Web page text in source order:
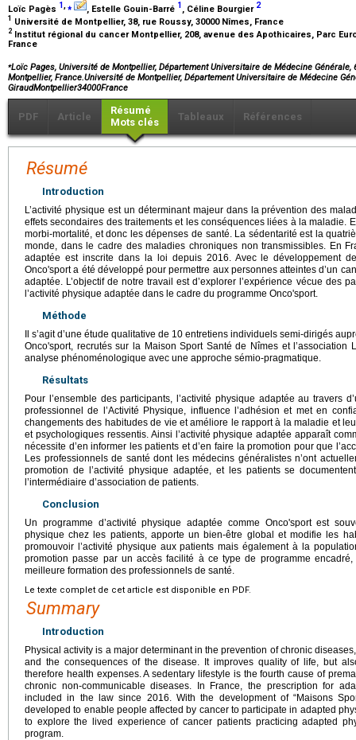
Loïc Pagès 1,⁎ , Estelle Gouin-Barré 1 , Céline Bourgier 2
1 Université de Montpellier, 38, rue Roussy, 30000 Nîmes, France
2 Institut régional du cancer Montpellier, 208, avenue des Apothicaires, Parc
France
⁎Loïc Pages, Université de Montpellier, Département Universitaire de Médecine Générale,
Montpellier, France.Université de Montpellier, Département Universitaire de Médecine
GiraudMontpellier34000France
PDF Article
Résumé
Mots clés
Tableaux Références
Résumé
Introduction
L’activité physique est un déterminant majeur dans la prévention des
effets secondaires des traitements et les conséquences liées à la maladie.
morbi-mortalité, et donc les dépenses de santé. La sédentarité est la
monde, dans le cadre des maladies chroniques non transmissibles. En
adaptée est inscrite dans la loi depuis 2016. Avec le développement
Onco'sport a été développé pour permettre aux personnes atteintes d’un
adaptée. L’objectif de notre travail est d’explorer l’expérience vécue des
l’activité physique adaptée dans le cadre du programme Onco'sport.
Méthode
Il s’agit d’une étude qualitative de 10 entretiens individuels semi-dirigés
Onco'sport, recrutés sur la Maison Sport Santé de Nîmes et
analyse phénoménologique avec une approche sémio-pragmatique.
Résultats
Pour l’ensemble des participants, l’activité physique adaptée au travers
professionnel de l’Activité Physique, influence l’adhésion et met en
changements des habitudes de vie et améliore le rapport à la maladie et
et psychologiques ressentis. Ainsi l’activité physique adaptée apparaît
nécessite d’en informer les patients et d’en faire la promotion pour que
Les professionnels de santé dont les médecins généralistes n’ont
promotion de l’activité physique adaptée, et les patients se
l’intermédiaire d’association de patients.
Conclusion
Un programme d’activité physique adaptée comme Onco'sport est
physique chez les patients, apporte un bien-être global et modifie les
promouvoir l’activité physique aux patients mais également à la
promotion passe par un accès facilité à ce type de programme
meilleure formation des professionnels de santé.
Le texte complet de cet article est disponible en PDF.
Summary
Introduction
Physical activity is a major determinant in the prevention of chronic
and the consequences of the disease. It improves quality of life, but
therefore health expenses. A sedentary lifestyle is the fourth cause of
chronic non-communicable diseases. In France, the prescription for
included in the law since 2016. With the development of “Maisons
developed to enable people affected by cancer to participate in adapted
to explore the lived experience of cancer patients practicing adapted
program.